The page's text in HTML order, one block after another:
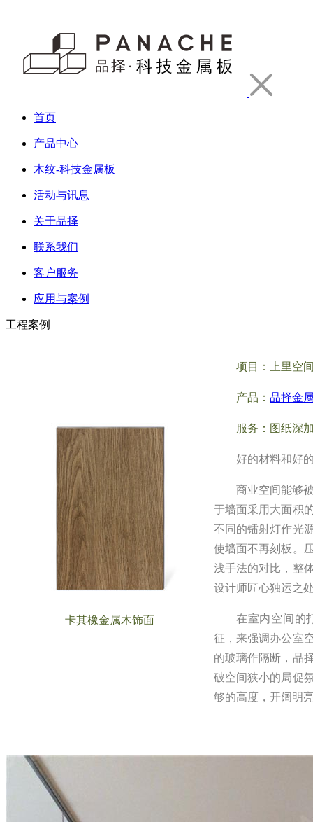
首页
产品中心
木纹-科技金属板
活动与讯息
关于品择
联系我们
客户服务
应用与案例
工程案例
卡其橡金属木饰面
项目： 上里空
产品： 品择金
服务： 图纸深
好的材料和好
商业空间能够
于墙面采用 大面积
不同的镭射灯作光
使墙面不再刻板。
浅手法的对比，整
设计师匠心独运之
在室内空间的
征，来强调办公室
的玻璃作隔断，品
破空间狭小的局促
够的高度，开阔明